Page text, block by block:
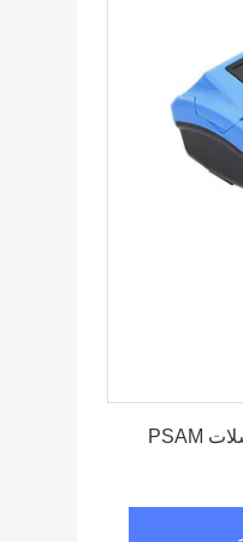
ترمینال هوشمند POS بدون تماس با 4 اسلات PSAM